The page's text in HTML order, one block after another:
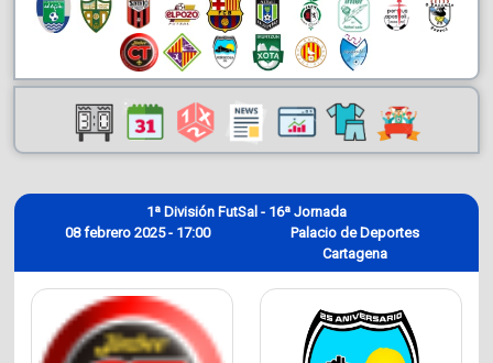
08 febrero 2025 - 17:00
1ª División FutSal - 16ª Jornada
Palacio de Deportes
Cartagena